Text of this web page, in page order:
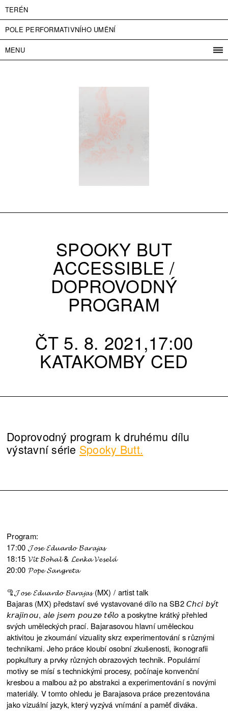
TERÉN
POLE PERFORMATIVNÍHO UMĚNÍ
MENU
ENGLISH
SPOOKY BUT
ACCESSIBLE /
DOPROVODNÝ
PROGRAM
ČT 5. 8. 2021,17:00
KATAKOMBY CED
Doprovodný program k druhému dílu
výstavní série Spooky Butt.
Program:
17:00 𝓙𝓸𝓼𝓮 𝓔𝓭𝓾𝓪𝓻𝓭𝓸 𝓑𝓪𝓻𝓪𝓳𝓪𝓼
18:15 𝓥𝓲́𝓽 𝓑𝓸𝓱𝓪𝓵 & 𝓛𝓮𝓷𝓴𝓪 𝓥𝓮𝓼𝓮𝓵𝓪́
20:00 𝓟𝓸𝓹𝓮 𝓢𝓪𝓷𝓰𝓻𝓮𝓽𝓪
🦿𝓙𝓸𝓼𝓮 𝓔𝓭𝓾𝓪𝓻𝓭𝓸 𝓑𝓪𝓻𝓪𝓳𝓪𝓼 (MX) / artist talk
Bajaras (MX) představí své vystavované dílo na SB2 𝘊𝘩𝘤𝘪 𝘣𝘺́𝘵
𝘬𝘳𝘢𝘫𝘪𝘯𝘰𝘶, 𝘢𝘭𝘦 𝘫𝘴𝘦𝘮 𝘱𝘰𝘶𝘻𝘦 𝘵𝘦̌𝘭𝘰 a poskytne krátký přehled
svých uměleckých prací. Bajarasovou hlavní uměleckou
aktivitou je zkoumání vizuality skrz experimentování s různými
technikami. Jeho práce kloubí osobní zkušenosti, ikonografii
popkultury a prvky různých obrazových technik. Populární
motivy se mísí s technickými procesy, počínaje konvenční
kresbou a malbou až po abstrakci a experimentování s novými
materiály. V tomto ohledu je Barajasova práce prezentována
jako vizuální jazyk, který vyzývá vnímání a paměť diváka.